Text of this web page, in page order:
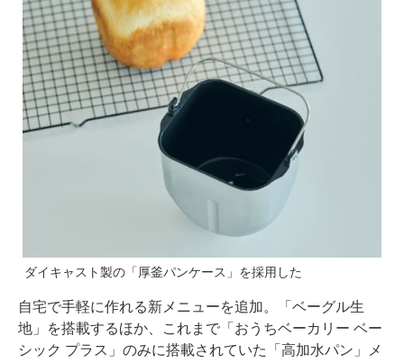
ダイキャスト製の「厚釜パンケース」を採用した
自宅で手軽に作れる新メニューを追加。「ベーグル生
地」を搭載するほか、これまで「おうちベーカリー ベー
シック プラス」のみに搭載されていた「高加水パン」メ